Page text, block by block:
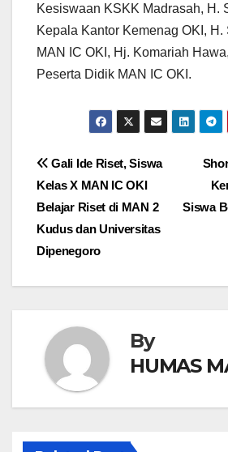
Kesiswaan KSKK Madrasah, H.
Kepala Kantor Kemenag OKI, H.
MAN IC OKI, Hj. Komariah
Peserta Didik MAN IC OKI.
Navigasi
pos
Siswa
Gali Ide Riset, Siswa
Kelas X MAN IC OKI
Belajar Riset di MAN 2
Kudus dan Universitas
Dipenegoro
By
HUMAS